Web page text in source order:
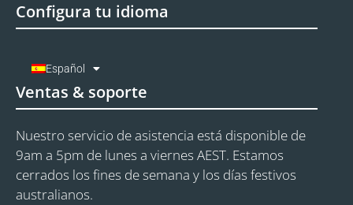
Configura tu idioma
Español
Ventas & soporte
Nuestro servicio de asistencia está disponible de
9am a 5pm de lunes a viernes AEST. Estamos
cerrados los fines de semana y los días festivos
australianos.